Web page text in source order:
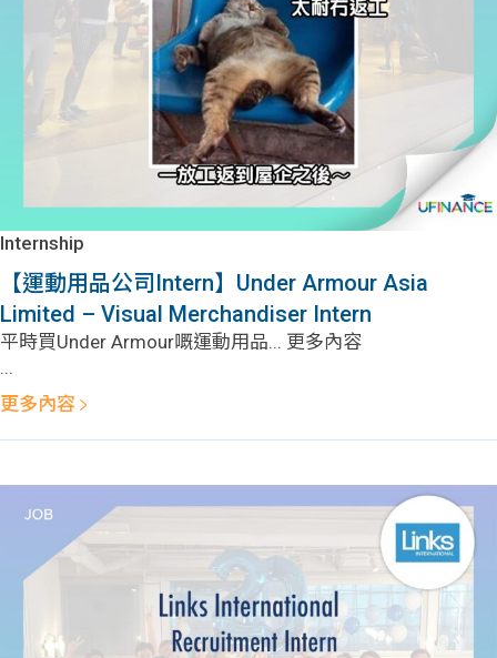
Internship
【運動用品公司Intern】Under Armour Asia
Limited – Visual Merchandiser Intern
平時買Under Armour嘅運動用品... 更多內容
...
更多內容